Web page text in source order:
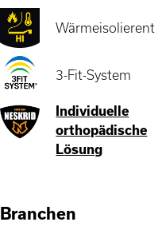
Wärmeisolierent
3-Fit-System
Individuelle
orthopädische
Lösung
Branchen